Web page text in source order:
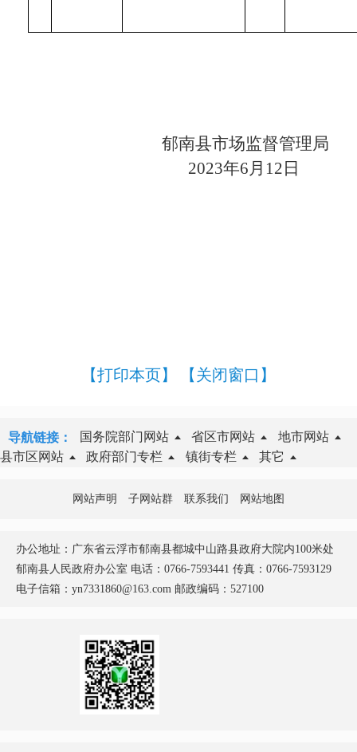
郁南县市场监督管理局
2023年6月 12 日
【打印本页】 【关闭窗口】
导航链接： 国务院部门网站 省区市网站
地市网站
县市区网站
政府部门专栏 镇街专栏 其它
网站声明 子网站群 联系我们 网站地图
办公地址：广东省云浮市郁南县都城中山路县政府大院内100米处
郁南县人民政府办公室 电话：0766-7593441 传真：0766-7593129
电子信箱：yn7331860@163.com 邮政编码：527100